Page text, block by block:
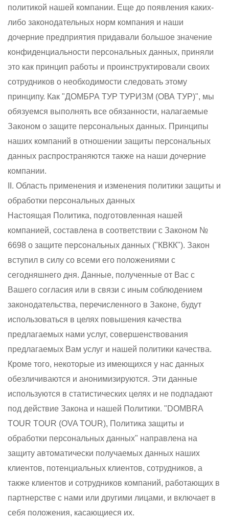
политикой нашей компании. Еще до появления каких-
либо законодательных норм компания и наши
дочерние предприятия придавали большое значение
конфиденциальности персональных данных, приняли
это как принцип работы и проинструктировали своих
сотрудников о необходимости следовать этому
принципу. Как "ДОМБРА ТУР ТУРИЗМ (ОВА ТУР)", мы
обязуемся выполнять все обязанности, налагаемые
Законом о защите персональных данных. Принципы
наших компаний в отношении защиты персональных
данных распространяются также на наши дочерние
компании.
II. Область применения и изменения политики защиты и
обработки персональных данных
Настоящая Политика, подготовленная нашей
компанией, составлена в соответствии с Законом №
6698 о защите персональных данных ("КВКК"). Закон
вступил в силу со всеми его положениями с
сегодняшнего дня. Данные, полученные от Вас с
Вашего согласия или в связи с иным соблюдением
законодательства, перечисленного в Законе, будут
использоваться в целях повышения качества
предлагаемых нами услуг, совершенствования
предлагаемых Вам услуг и нашей политики качества.
Кроме того, некоторые из имеющихся у нас данных
обезличиваются и анонимизируются. Эти данные
используются в статистических целях и не подпадают
под действие Закона и нашей Политики. "DOMBRA
TOUR TOUR (OVA TOUR), Политика защиты и
обработки персональных данных" направлена на
защиту автоматически получаемых данных наших
клиентов, потенциальных клиентов, сотрудников, а
также клиентов и сотрудников компаний, работающих в
партнерстве с нами или другими лицами, и включает в
себя положения, касающиеся их.